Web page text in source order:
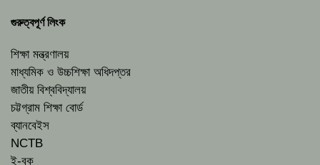
গুরুত্বপূর্ণ লিংক
শিক্ষা মন্ত্রণালয়
মাধ্যমিক ও উচ্চশিক্ষা অধিদপ্তর
জাতীয় বিশ্ববিদ্যালয়
চট্টগ্রাম শিক্ষা বোর্ড
ব্যানবেইস
NCTB
ই-বুক